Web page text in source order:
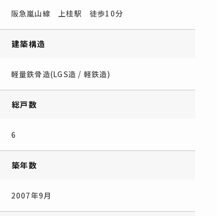
阪急嵐山線 上桂駅 徒歩10分
建築構造
軽量鉄骨造(LGS造 / 軽鉄造)
総戸数
6
築年数
2007年9月